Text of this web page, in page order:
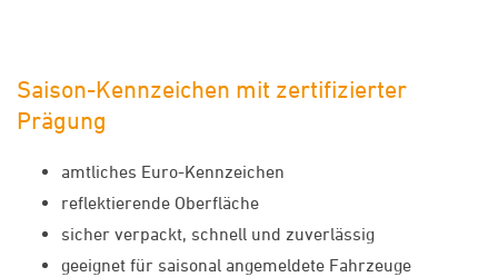
Saison-Kennzeichen mit zertifizierter
Prägung
amtliches Euro-Kennzeichen
reflektierende Oberfläche
sicher verpackt, schnell und zuverlässig
geeignet für saisonal angemeldete Fahrzeuge